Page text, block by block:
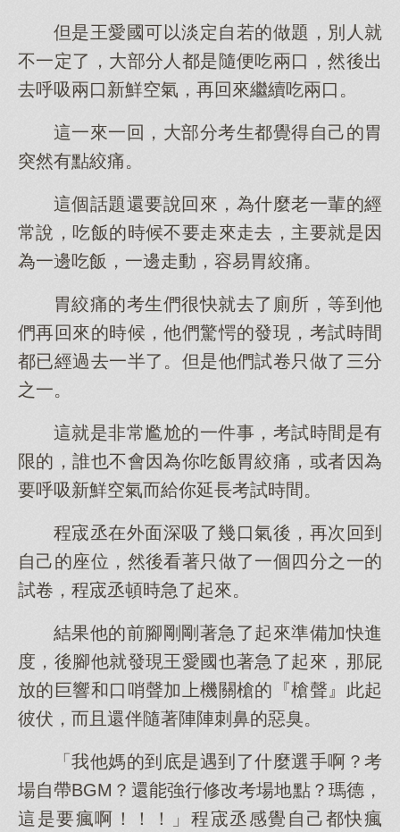
但是王愛國可以淡定自若的做題，別人就
不一定了，大部分人都是隨便吃兩口，然後出
去呼吸兩口新鮮空氣，再回來繼續吃兩口。
這一來一回，大部分考生都覺得自己的胃
突然有點絞痛。
這個話題還要說回來，為什麼老一輩的經
常說，吃飯的時候不要走來走去，主要就是因
為一邊吃飯，一邊走動，容易胃絞痛。
胃絞痛的考生們很快就去了廁所，等到他
們再回來的時候，他們驚愕的發現，考試時間
都已經過去一半了。但是他們試卷只做了三分
之一。
這就是非常尷尬的一件事，考試時間是有
限的，誰也不會因為你吃飯胃絞痛，或者因為
要呼吸新鮮空氣而給你延長考試時間。
程宬丞在外面深吸了幾口氣後，再次回到
自己的座位，然後看著只做了一個四分之一的
試卷，程宬丞頓時急了起來。
結果他的前腳剛剛著急了起來準備加快進
度，後腳他就發現王愛國也著急了起來，那屁
放的巨響和口哨聲加上機關槍的『槍聲』此起
彼伏，而且還伴隨著陣陣刺鼻的惡臭。
「我他媽的到底是遇到了什麼選手啊？考
場自帶BGM？還能強行修改考場地點？瑪德，
這是要瘋啊！！！」程宬丞感覺自己都快瘋